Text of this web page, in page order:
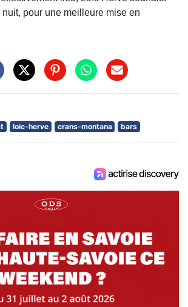
pour une meilleure mise en
loic-herve crans-montana bars